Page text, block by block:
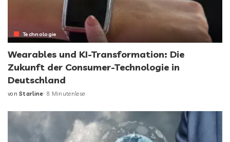
Technologie
Wearables und KI-Transformation: Die
Zukunft der Consumer-Technologie in
Deutschland
von Starline 8 Minutenlese